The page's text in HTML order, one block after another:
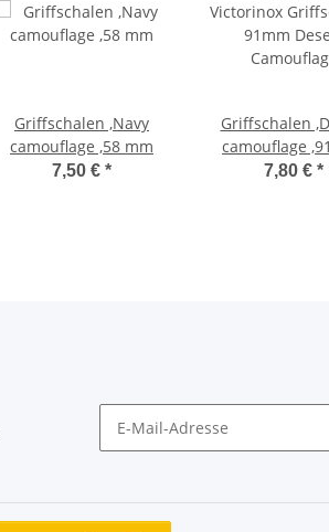
Griffschalen ,Navy
camouflage ,58 mm
7,50 € *
Griffschalen
camouflage
7,80 € *